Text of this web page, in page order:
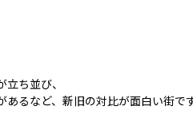
ち並び、
るなど、新旧の対比が面白い街です